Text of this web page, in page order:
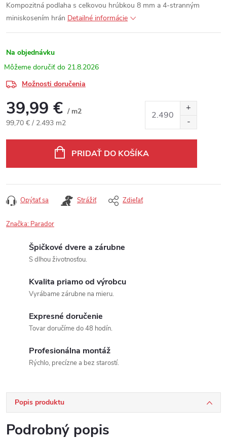
Kompozitná podlaha s celkovou hrúbkou 8 mm a 4-stranným
miniskosením hrán Detailné informácie
Na objednávku
21.8.2026
Možnosti doručenia
39,99 € / m2
Jednotková cena:
99,70 € / 2.493 m2
PRIDAŤ DO KOŠÍKA
Opýtať sa Strážiť Zdieľať
Značka: Parador
Špičkové dvere a zárubne
S dlhou životnosťou.
Kvalita priamo od výrobcu
Vyrábame zárubne na mieru.
Expresné doručenie
Tovar doručíme do 48 hodín.
Profesionálna montáž
Rýchlo, precízne a bez starostí.
Popis produktu
Podrobný popis